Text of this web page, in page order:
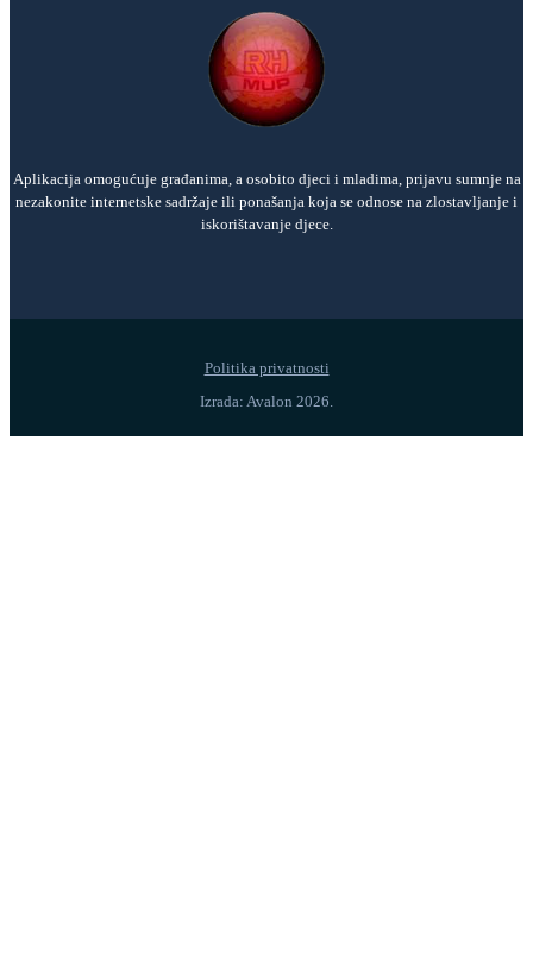
Aplikacija omogućuje građanima, a osobito djeci i mladima, prijavu sumnje na
nezakonite internetske sadržaje ili ponašanja koja se odnose na zlostavljanje i
iskorištavanje djece.
Politika privatnosti
Izrada: Avalon 2026.